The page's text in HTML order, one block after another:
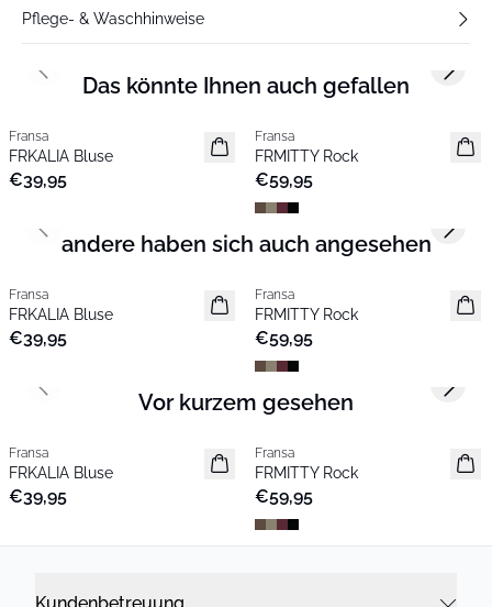
Pflege- & Waschhinweise
Das könnte Ihnen auch gefallen
Neu
Fransa
FRKALIA Bluse
€39,95
Neu
Fransa
FRMITTY Rock
€59,95
Previous slide Next
andere haben sich auch angesehen
Neu
Fransa
FRKALIA Bluse
€39,95
Neu
Fransa
FRMITTY Rock
€59,95
Previous slide Next
Vor kurzem gesehen
Neu
Fransa
FRKALIA Bluse
€39,95
Neu
Fransa
FRMITTY Rock
€59,95
Previous slide Next